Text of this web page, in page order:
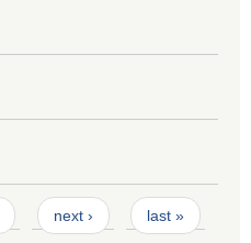
next › last »